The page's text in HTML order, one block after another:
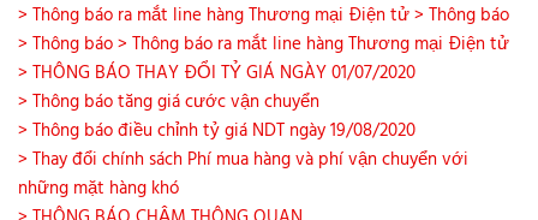
> Thông báo ra mắt line hàng Thương mại Điện tử> Thông báo
> Thông báo> Thông báo ra mắt line hàng Thương mại Điện tử
> THÔNG BÁO THAY ĐỔI TỶ GIÁ NGÀY 01/07/2020
> Thông báo tăng giá cước vận chuyển
> Thông báo điều chỉnh tỷ giá NDT ngày 19/08/2020
> Thay đổi chính sách Phí mua hàng và phí vận chuyển với
những mặt hàng khó